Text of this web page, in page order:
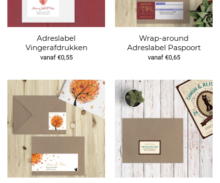
Adreslabel
Vingerafdrukken
vanaf €0,55
Wrap-around
Adreslabel Paspoort
vanaf €0,65